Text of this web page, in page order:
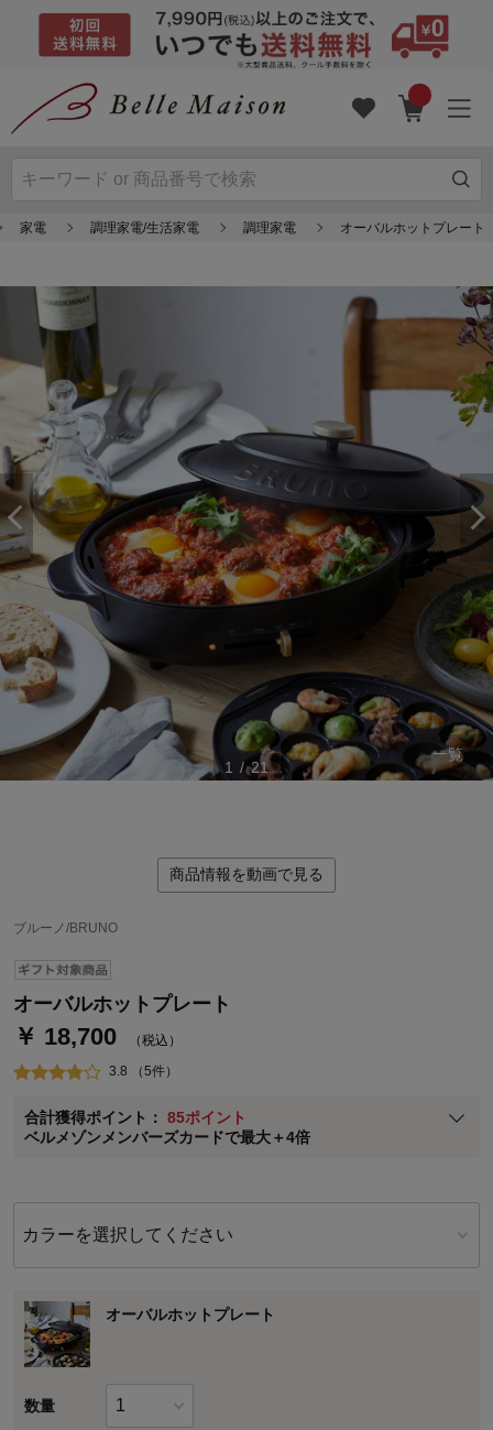
家電 調理家電/生活家電 調理家電 オーバルホットプレート
1 / 21
一覧
商品情報を動画で見る
ブルーノ/BRUNO
オーバルホットプレート
￥ 18,700 （税込）
3.8 （5件）
合計獲得ポイント： 85ポイント
ベルメゾンメンバーズカードで最大＋4倍
ステージが上がれば送料無料・返品引取無料！
ベルメゾン・ポイントについて
通常商品送料無料 返品引取無料（JCBのみ）
即時入会なら更に500円OFFクーポンプレゼント
※メンバーズカードの加算ポイントはステージ倍率適用前の基本ポイント
に対して適用されます。
カラーを選択してください
オーバルホットプレート
数量